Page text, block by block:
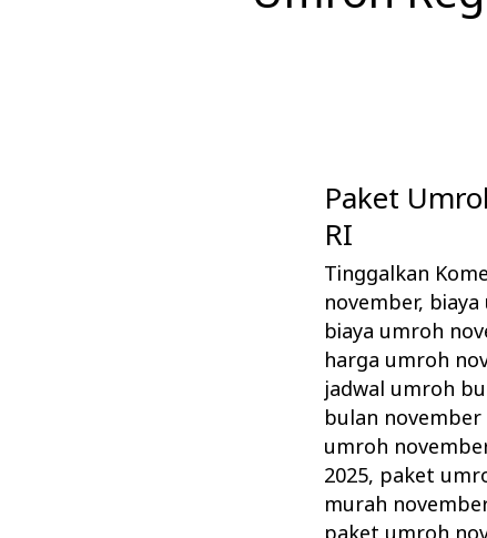
Paket
RI
Tinggalkan
november,
biaya umroh
harga umroh
jadwal umroh
bulan november
umroh
2025, paket
murah
Paket
Umroh
November
Travel
Resmi
Rekomendasi
Kemenag
RI